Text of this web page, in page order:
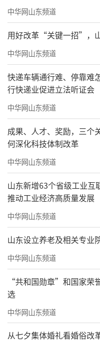
中华网山东频道
用好改革“关键一招”，
中华网山东频道
快递车辆通行难、停靠难
行快递业促进立法听证会
中华网山东频道
成果、人才、奖励，三个
何深化科技体制改革
中华网山东频道
山东新增63个省级工业互
推动工业经济高质量发展
中华网山东频道
山东设立养老及相关专业
中华网山东频道
“共和国勋章”和国家荣
选
中华网山东频道
从七夕集体婚礼看婚俗改